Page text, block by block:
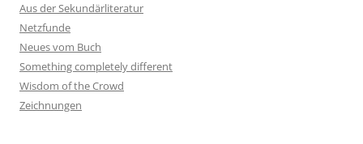
Aus der Sekundärliteratur
Netzfunde
Neues vom Buch
Something completely different
Wisdom of the Crowd
Zeichnungen